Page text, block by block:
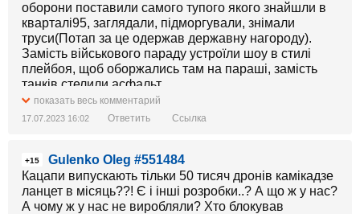
оборони поставили самого тупого якого знайшли в
кварталі95, заглядали, підморгували, знімали
труси(Потап за це одержав державну нагороду).
Замість військового параду устроїли шоу в стилі
плейбоя, щоб оборжались там на параші, замість
танків стелили асфальт.
А вони підло взяли й напали.
Ну і де нам брати ті дрони?
показать весь комментарий
17.07.2023 16:02 Ответить Ссылка
+15
Gulenko Oleg #551484
Кацапи випускають тільки 50 тисяч дронів камікадзе
ланцет в місяць??! Є і інші розробки..? А що ж у нас?
А чому ж у нас не виробляли? Хто блокував